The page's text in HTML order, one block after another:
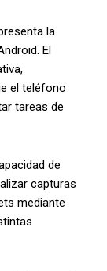
la
El
el teléfono
tareas de
de
capturas
mediante